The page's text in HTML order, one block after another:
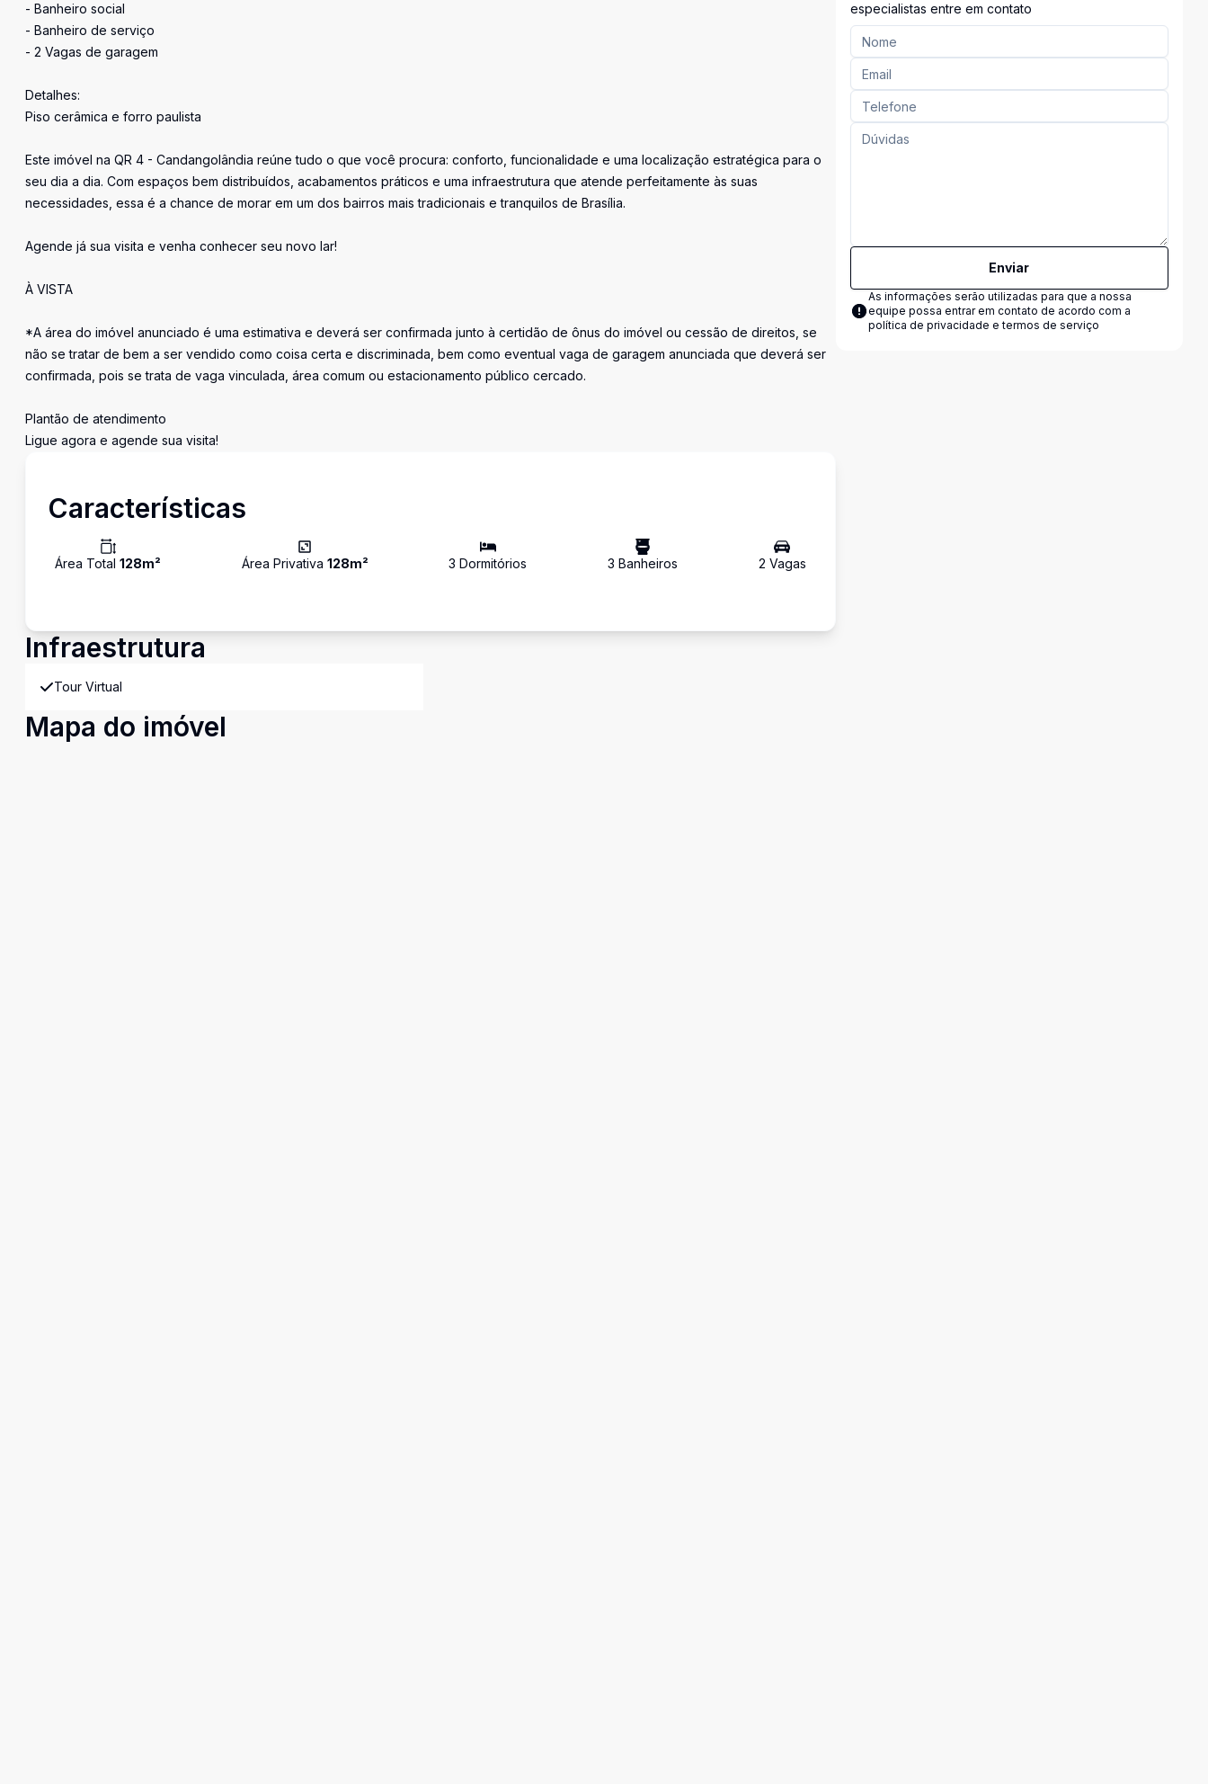
- Banheiro social
- Banheiro de serviço
- 2 Vagas de garagem
Detalhes:
Piso cerâmica e forro paulista
Este imóvel na QR 4 - Candangolândia reúne tudo o que você procura: conforto, funcionalidade e uma localização estratégica para o
seu dia a dia. Com espaços bem distribuídos, acabamentos práticos e uma infraestrutura que atende perfeitamente às suas
necessidades, essa é a chance de morar em um dos bairros mais tradicionais e tranquilos de Brasília.
Agende já sua visita e venha conhecer seu novo lar!
À VISTA
*A área do imóvel anunciado é uma estimativa e deverá ser confirmada junto à certidão de ônus do imóvel ou cessão de direitos, se
não se tratar de bem a ser vendido como coisa certa e discriminada, bem como eventual vaga de garagem anunciada que deverá ser
confirmada, pois se trata de vaga vinculada, área comum ou estacionamento público cercado.
Plantão de atendimento
Ligue agora e agende sua visita!
Características
Área Total 128m² Área Privativa 128m² 3 Dormitórios 3 Banheiros 2 Vagas
Infraestrutura
Tour Virtual
Mapa do imóvel
especialistas entre em contato
Enviar
As informações serão utilizadas para que a nossa
equipe possa entrar em contato de acordo com a
política de privacidade e termos de serviço